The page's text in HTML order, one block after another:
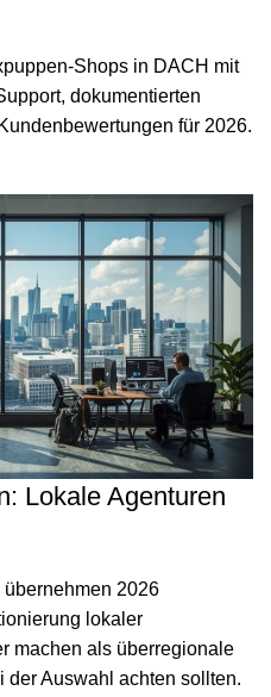
Shops in DACH mit
dokumentierten
für 2026.
Lokale Agenturen
2026
lokaler
machen als überregionale
der Auswahl achten sollten.